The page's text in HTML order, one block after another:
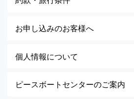
お申し込みのお客様へ
個人情報について
ピースボートセンターのご案内